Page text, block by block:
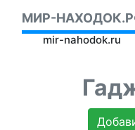
МИР-
mir-nahodok.ru